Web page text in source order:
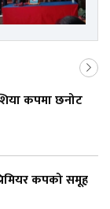
कपमा छनोट
कपको समूह